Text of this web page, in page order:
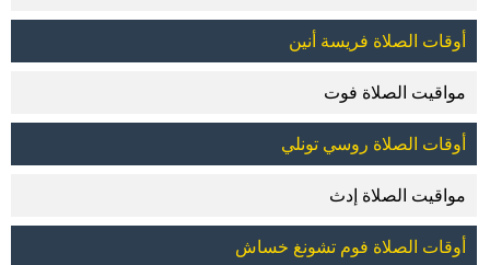
أوقات الصلاة فريسة أنين
مواقيت الصلاة فوت
أوقات الصلاة روسي تونلي
مواقيت الصلاة إدث
أوقات الصلاة فوم تشونغ خساش